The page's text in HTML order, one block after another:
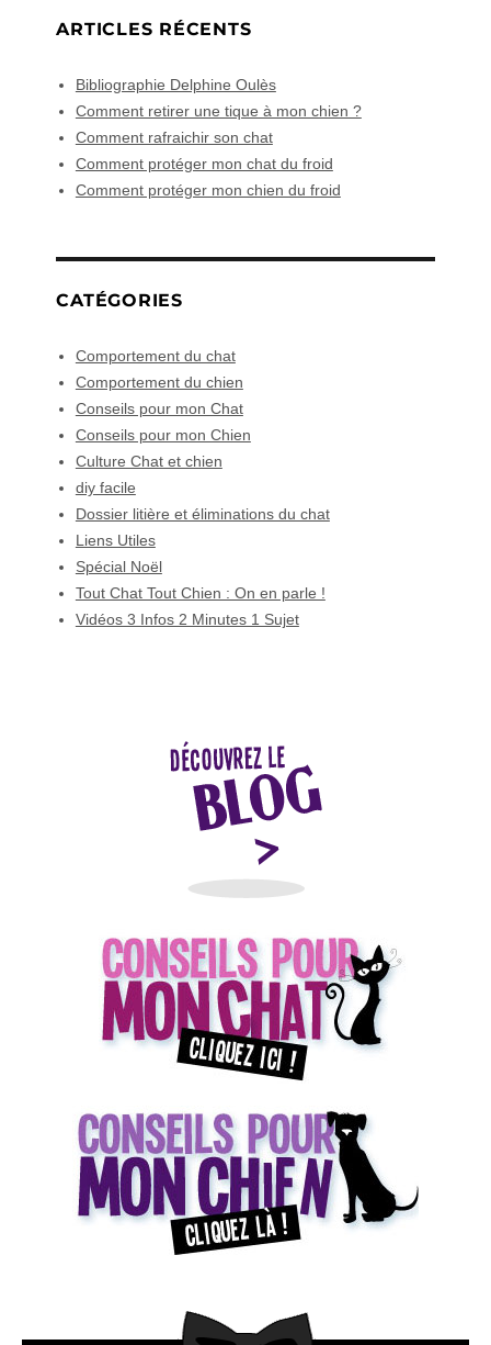
ARTICLES RÉCENTS
Bibliographie Delphine Oulès
Comment retirer une tique à mon chien ?
Comment rafraichir son chat
Comment protéger mon chat du froid
Comment protéger mon chien du froid
CATÉGORIES
Comportement du chat
Comportement du chien
Conseils pour mon Chat
Conseils pour mon Chien
Culture Chat et chien
diy facile
Dossier litière et éliminations du chat
Liens Utiles
Spécial Noël
Tout Chat Tout Chien : On en parle !
Vidéos 3 Infos 2 Minutes 1 Sujet